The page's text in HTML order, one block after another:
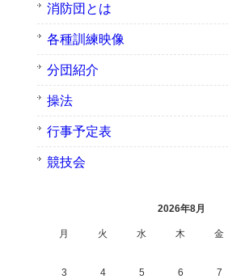
消防団とは
各種訓練映像
分団紹介
操法
行事予定表
競技会
2026年8月
月 火 水 木 金
3
4 5 6 7